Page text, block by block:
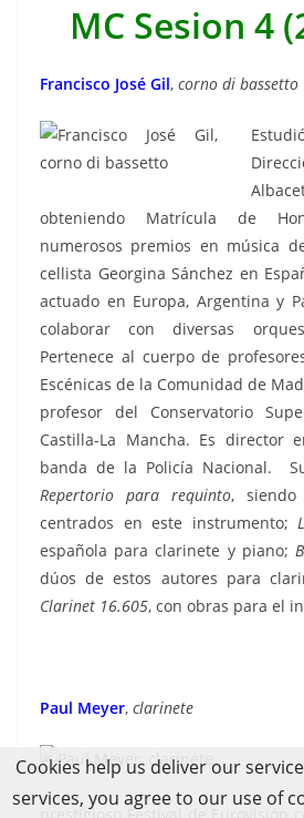
MC Sesion 4
Francisco José Gil, corno di bassetto
obteniendo Matrícula de
numerosos premios en música
cellista Georgina Sánchez en
actuado en Europa, Argentina y
colaborar con diversas
Pertenece al cuerpo de
Escénicas de la Comunidad de
profesor del Conservatorio
Castilla-La Mancha. Es director
banda de la Policía Nacional.
Repertorio para requinto,
centrados en este instrumento;
española para clarinete y piano;
dúos de estos autores para
Clarinet 16.605, con obras para el
Paul Meyer, clarinete
Cookies help us deliver our
services, you agree to our use of